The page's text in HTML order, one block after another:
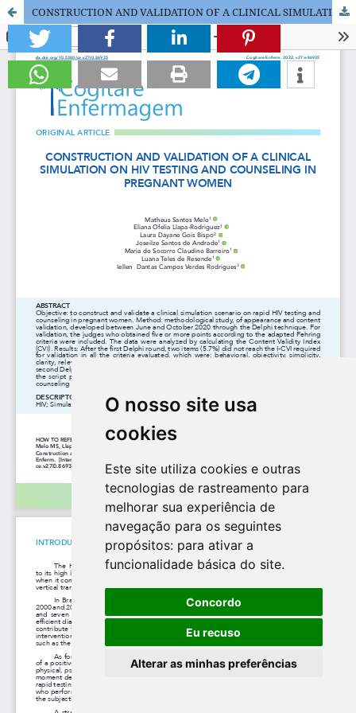
O nosso site usa
cookies
Este site utiliza cookies e outras
tecnologias de rastreamento para
melhorar sua experiência de
navegação para os seguintes
propósitos: para ativar a
funcionalidade básica do site.
Concordo
Eu recuso
Alterar as minhas preferências
CONSTRUCTION AND VALIDATION OF A CLINICAL SIMULATION ON HIV TESTING AND COUNSELING IN PREGNANT WOMEN